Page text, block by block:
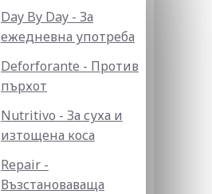
Day By Day - За
ежедневна употреба
Deforforante - Против
пърхот
Nutritivo - За суха и
изтощена коса
Repair -
Възстановаваща